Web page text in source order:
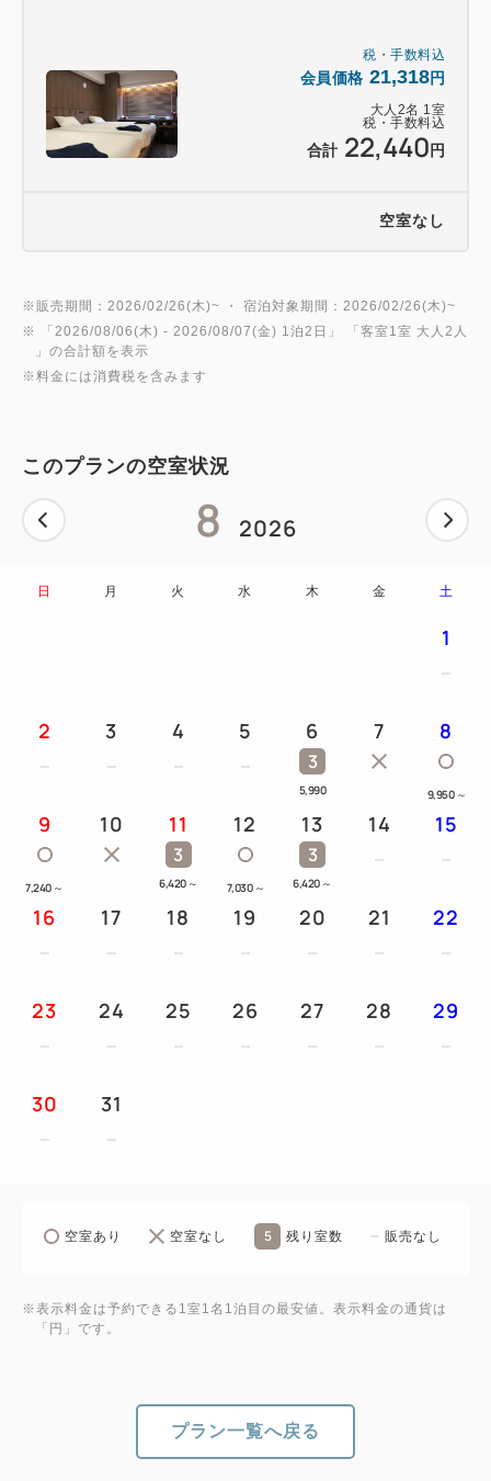
税・手数料込
会員価格 21,318円
大人 2名 1 室
税・手数料込
合計 22,440 円
空室なし
※販売期間：2026/02/26(木)~ ・ 宿泊対象期間：2026/02/26(木)~
※ 「 2026/08/06(木) - 2026/08/07(金) 1泊2日 」 「客室1室 大人2人
」の合計額を表示
※料金には消費税を含みます
このプランの空室状況
8 2026
日 月 火 水 木 金 土
1
2 3 4 5 6
3
5,990
7 8
9,950 ～
9
7,240 ～
10 11
3
6,420 ～
12
7,030 ～
13
3
6,420 ～
14 15
16 17 18 19 20 21 22
23 24 25 26 27 28 29
30 31
空室あり 空室なし 5 残り室数 販売なし
※表示料金は予約できる1室1名1泊目の最安値。表示料金の通貨は
「円」です。
プラン一覧へ戻る